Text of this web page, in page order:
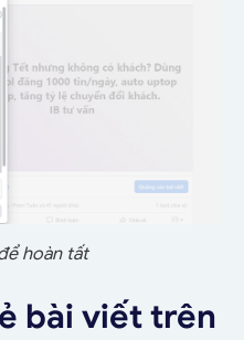
hoàn tất
bài viết trên